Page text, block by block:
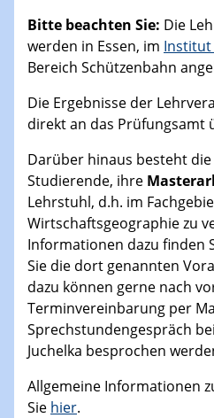
Bitte beachten Sie: Die
werden in Essen, im Institut
Bereich Schützenbahn
Die Ergebnisse der
direkt an das Prüfungsamt
Darüber hinaus besteht
Studierende, ihre
Lehrstuhl, d.h. im
Wirtschaftsgeographie zu
Informationen dazu finden
Sie die dort genannten
dazu können gerne nach
Terminvereinbarung per
Sprechstundengespräch
Juchelka besprochen
Allgemeine Informationen
Sie hier.